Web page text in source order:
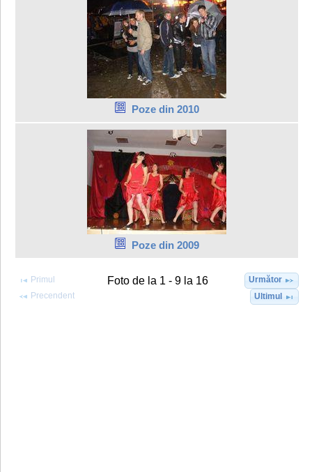
Poze din 2010
Poze din 2009
Primul
Precendent
Foto de la 1 - 9 la 16
Următor
Ultimul